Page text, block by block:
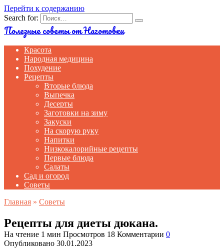
Перейти к содержанию
Search for:
Полезные советы от Наготовки
Красота
Народная медицина
Похудение
Рецепты
Вторые блюда
Выпечка
Десерты
Заготовки на зиму
Закуски
На скорую руку
Напитки
Низкокалорийные рецепты
Первые блюда
Салаты
Сад и огород
Советы
Главная » Советы
Рецепты для диеты дюкана.
На чтение 1 мин Просмотров 18 Комментарии 0
Опубликовано 30.01.2023